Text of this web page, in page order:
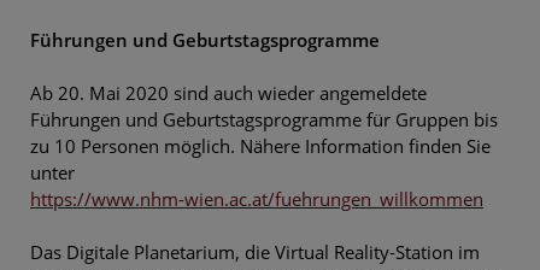
Führungen und Geburtstagsprogramme
Ab 20. Mai 2020 sind auch wieder angemeldete
Führungen und Geburtstagsprogramme für Gruppen bis
zu 10 Personen möglich. Nähere Information finden Sie
unter
https://www.nhm-wien.ac.at/fuehrungen_willkommen
Das Digitale Planetarium, die Virtual Reality-Station im